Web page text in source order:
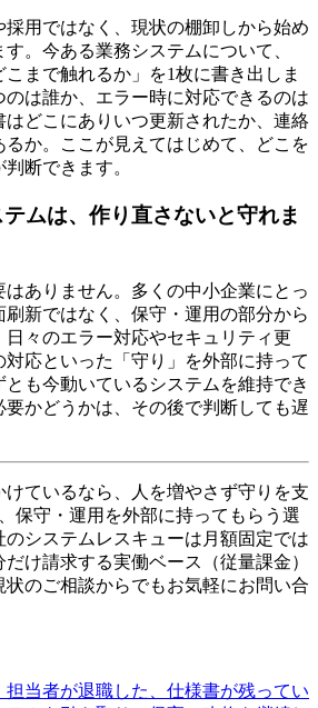
用ではなく、現状の棚卸しから始め
。今ある業務システムについて、
こまで触れるか」を1枚に書き出しま
は誰か、エラー時に対応できるのは
どこにありいつ更新されたか、連絡
か。ここが見えてはじめて、どこを
断できます。
ムは、作り直さないと守れま
ありません。多くの中小企業にとっ
新ではなく、保守・運用の部分から
々のエラー対応やセキュリティ更
応といった「守り」を外部に持って
とも今動いているシステムを維持でき
要かどうかは、その後で判断しても遅
ているなら、人を増やさず守りを支
保守・運用を外部に持ってもらう選
システムレスキューは月額固定では
け請求する実働ベース（従量課金）
のご相談からでもお気軽にお問い合
担当者が退職した、仕様書が残ってい